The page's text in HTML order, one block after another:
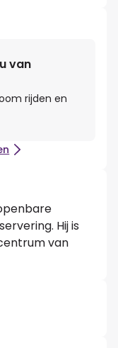
van
rijden en
Hij is
van